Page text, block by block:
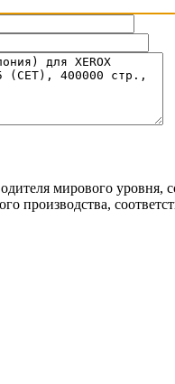
мирового
производства,